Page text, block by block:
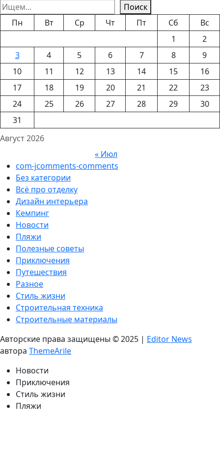
Поиск
Август 2026
Пн Вт Ср Чт Пт Сб
Вс
1
2
3
4 5 6 7 8
9
10
11 12 13 14 15
16
17
18 19 20 21 22
23
24
25 26 27 28 29
30
31
« Июл
com-jcomments-comments
Без категории
Всё про отделку
Дизайн интерьера
Кемпинг
Новости
Пляжи
Полезные советы
Приключения
Путешествия
Разное
Стиль жизни
Строительная техника
Строительные материалы
Авторские права защищены © 2025 | Editor News
автора ThemeArile
Новости
Приключения
Стиль жизни
Пляжи